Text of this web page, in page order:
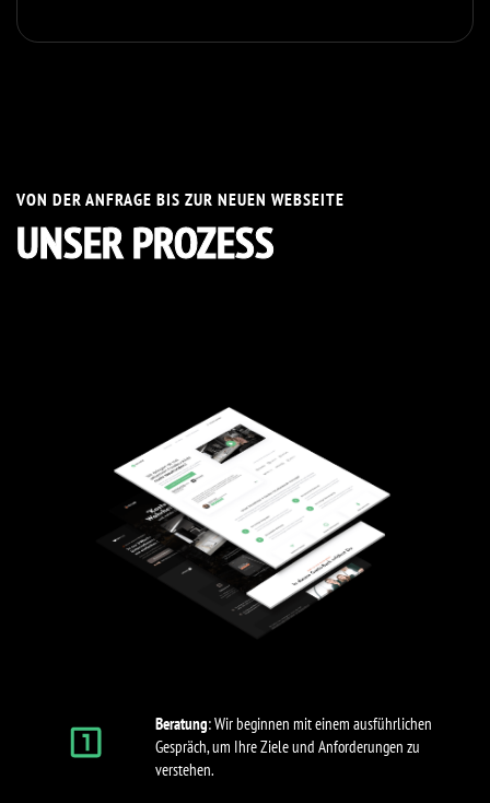
VON DER ANFRAGE BIS ZUR NEUEN WEBSEITE
UNSER PROZESS
Beratung: Wir beginnen mit einem ausführlichen
Gespräch, um Ihre Ziele und Anforderungen zu
verstehen.